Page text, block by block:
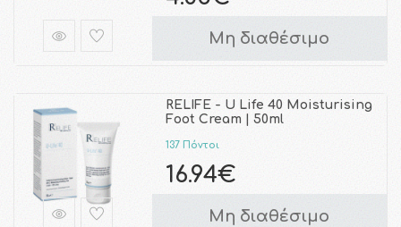
Μη διαθέσιμο
RELIFE - U Life 40 Moisturising
Foot Cream | 50ml
137 Πόντοι
16.94€
Μη διαθέσιμο